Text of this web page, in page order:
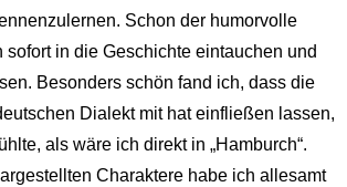
Schon der humorvolle
sofort in die Geschichte eintauchen und
Besonders schön fand ich, dass die
Dialekt mit hat einfließen lassen,
als wäre ich direkt in „Hamburch“.
Charaktere habe ich allesamt